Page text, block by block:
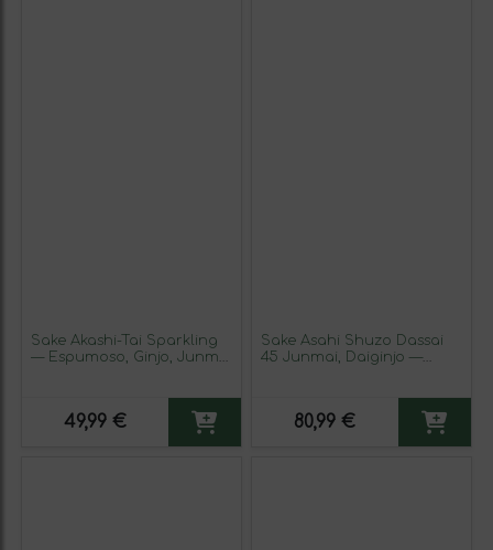
Sake Akashi-Tai Sparkling
— Espumoso, Ginjo, Junmai
49,99 €
Sake Asahi Shuzo Dassai
45 Junmai, Daiginjo —
80,99 €